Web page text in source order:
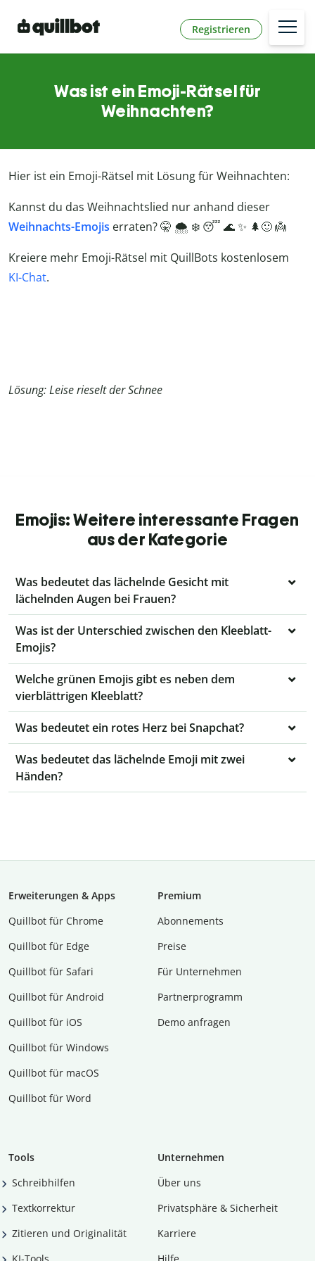
Registrieren
Was ist ein Emoji-Rätsel für
Weihnachten?
Hier ist ein Emoji-Rätsel mit Lösung für Weihnachten:
Kannst du das Weihnachtslied nur anhand dieser
Weihnachts-Emojis erraten? 🤫 🌨️ ❄️ 😴 🌊 ✨ 🌲🙂 👼
Kreiere mehr Emoji-Rätsel mit QuillBots kostenlosem
KI-Chat.
Lösung: Leise rieselt der Schnee
Emojis: Weitere interessante Fragen
aus der Kategorie
Was bedeutet das lächelnde Gesicht mit
lächelnden Augen bei Frauen?
Was ist der Unterschied zwischen den Kleeblatt-
Emojis?
Welche grünen Emojis gibt es neben dem
vierblättrigen Kleeblatt?
Was bedeutet ein rotes Herz bei Snapchat?
Was bedeutet das lächelnde Emoji mit zwei
Händen?
Erweiterungen & Apps
Quillbot für Chrome
Quillbot für Edge
Quillbot für Safari
Quillbot für Android
Quillbot für iOS
Quillbot für Windows
Quillbot für macOS
Quillbot für Word
Premium
Abon­ne­ments
Preise
Für Unternehmen
Partnerprogramm
Demo anfragen
Tools
Schreibhilfen
Textkorrektur
Zitieren und Originalität
Unternehmen
Über uns
Privatsphäre & Sicherheit
Karriere